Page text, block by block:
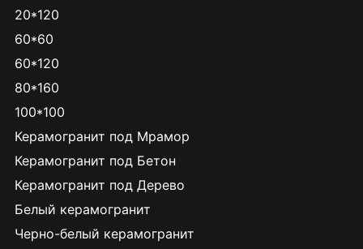
20*120
60*60
60*120
80*160
100*100
Керамогранит под Мрамор
Керамогранит под Бетон
Керамогранит под Дерево
Белый керамогранит
Черно-белый керамогранит